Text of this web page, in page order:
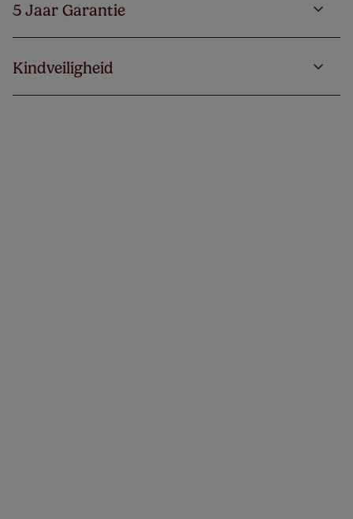
5 Jaar Garantie
Kindveiligheid